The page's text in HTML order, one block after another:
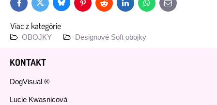
FacebookTwitter BlueskyPinterestReddit LinkedInWhatsApp
E-
mail
Viac z kategórie
OBOJKY Designové Soft obojky
KONTAKT
DogVisual ®
Lucie Kwasnicová